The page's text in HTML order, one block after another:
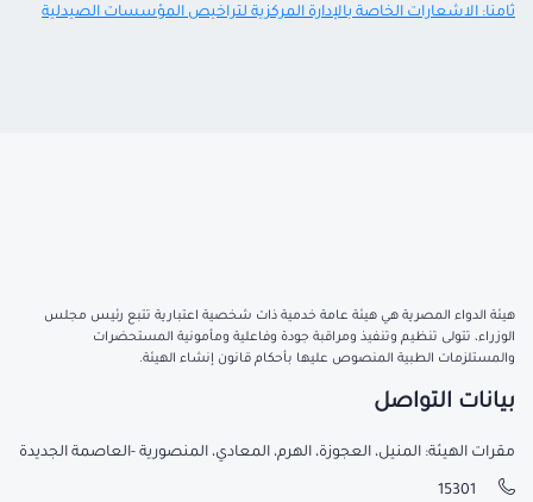
ثامنا: الاشعارات الخاصة بالإدارة المركزية لتراخيص المؤسسات الصيدلية
هيئة الدواء المصرية هي هيئة عامة خدمية ذات شخصية اعتبارية تتبع رئيس مجلس
الوزراء، تتولى تنظيم وتنفيذ ومراقبة جودة وفاعلية ومأمونية المستحضرات
والمستلزمات الطبية المنصوص عليها بأحكام قانون إنشاء الهيئة.
بيانات التواصل
مقرات الهيئة: المنيل، العجوزة، الهرم، المعادي، المنصورية -العاصمة الجديدة
15301